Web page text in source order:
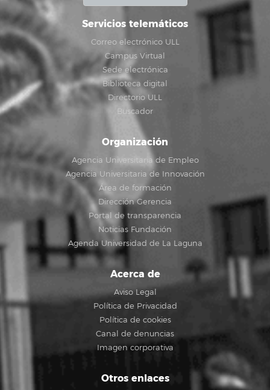
Servicios telemáticos
Correo electrónico ULL
Campus Virtual
Sede electrónica
Biblioteca digital
Directorio ULL
Buscador
Organización
Agencia Universitaria de Empleo
Agencia Universitaria de Innovación
Área de formación
Dirección Gerencia
Portal de transparencia
Noticias Fundación
Agenda Universidad de La Laguna
Acerca de
Aviso Legal
Política de Privacidad
Política de cookies
Canal de denuncias
Imagen corporativa
Otros enlaces